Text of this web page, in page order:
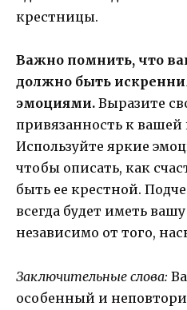
крестницы.
Важно помнить, что
должно быть
эмоциями. Выразите
привязанность к вашей
Используйте яркие
чтобы описать, как
быть ее крестной.
всегда будет иметь
независимо от того,
Заключительные слова:
особенный и